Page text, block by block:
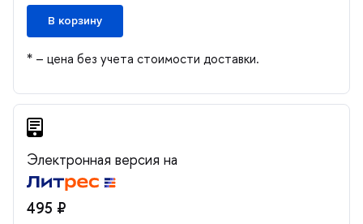
корзину
* – цена без учета стоимости доставки.
Электронная версия на
495 ₽